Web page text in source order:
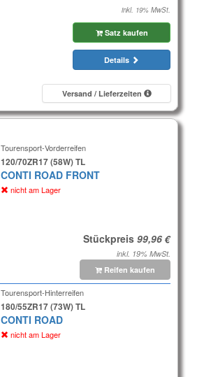
inkl. 19% MwSt.
Satz kaufen
Details
Versand / Lieferzeiten
Tourensport-Vorderreifen
120/70ZR17 (58W) TL
CONTI ROAD FRONT
nicht am Lager
Stückpreis
inkl. 19% MwSt.
Reifen kaufen
Tourensport-Hinterreifen
180/55ZR17 (73W) TL
CONTI ROAD
nicht am Lager